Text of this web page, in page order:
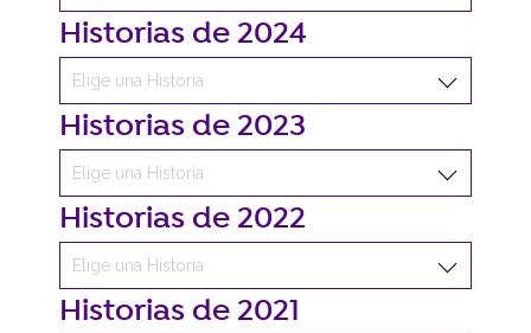
Historias de 2024
Historias de 2023
Historias de 2022
Historias de 2021